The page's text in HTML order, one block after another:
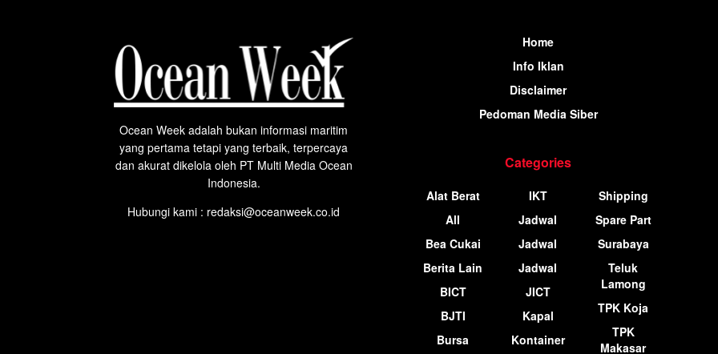
Ocean Week adalah bukan informasi maritim
yang pertama tetapi yang terbaik, terpercaya
dan akurat dikelola oleh PT Multi Media Ocean
Indonesia.
Hubungi kami : redaksi@oceanweek.co.id
Home
Info Iklan
Disclaimer
Pedoman Media Siber
Categories
Alat Berat
All
Bea Cukai
Berita Lain
BICT
BJTI
Bursa
IKT
Jadwal
Jadwal
Jadwal
JICT
Kapal
Kontainer
Shipping
Spare Part
Surabaya
Teluk
Lamong
TPK Koja
TPK
Makasar